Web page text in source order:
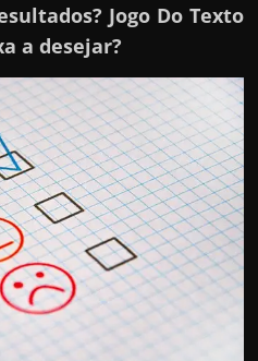
Jogo Do Texto
a desejar?